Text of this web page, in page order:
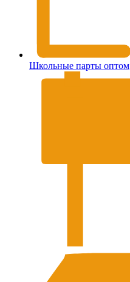
Школьные парты оптом